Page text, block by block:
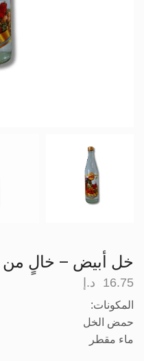
خل أبيض – خالٍ من
16.75 د.إ
المكونات:
حمض الخل
ماء مقطر